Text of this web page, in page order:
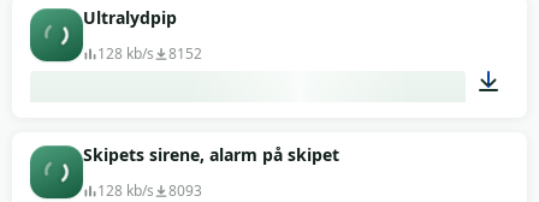
Ultralydpip
128 kb/s 8152
Skipets sirene, alarm på skipet
128 kb/s 8093